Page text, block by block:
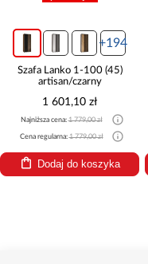
+194
Szafa Lanko 1-100 (45)
artisan/czarny
1 601,10 zł
Najniższa cena:1 779,00 zł
Cena regularna:1 779,00 zł
Dodaj do koszyka